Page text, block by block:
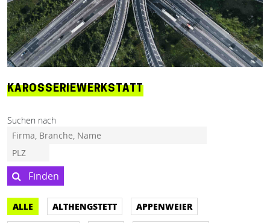
KAROSSERIEWERKSTATT
Suchen nach
Finden
ALLE ALTHENGSTETT
APPENWEIER